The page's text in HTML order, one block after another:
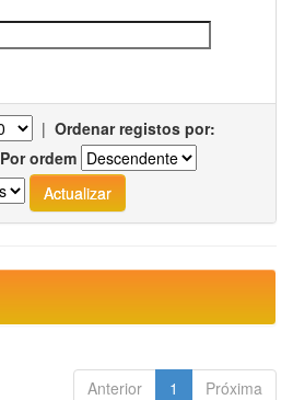
| Ordenar registos por:
Por ordem
Anterior 1 Próxima